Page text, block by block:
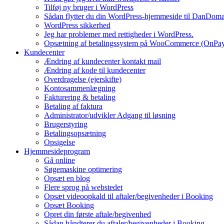
Tilføj ny bruger i WordPress
Sådan flytter du din WordPress-hjemmeside til
WordPress sikkerhed
Jeg har problemer med rettigheder i WordPress.
Opsætning af betalingssystem på WooCommerce
Kundecenter
Ændring af kundecenter kontakt mail
Ændring af kode til kundecenter
Overdragelse (ejerskifte)
Kontosammenlægning
Fakturering & betaling
Betaling af faktura
Administrator/udvikler Adgang til løsning
Brugerstyring
Betalingsopsætning
Opsigelse
Hjemmesideprogram
Gå online
Søgemaskine optimering
Opsæt en blog
Flere sprog på webstedet
Opsæt videoopkald til aftaler/begivenheder i Booking
Opsæt Booking
Opret din første aftale/begivenhed